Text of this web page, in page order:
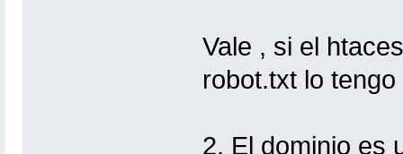
Vale , si el
robot.txt lo
2. El dominio es